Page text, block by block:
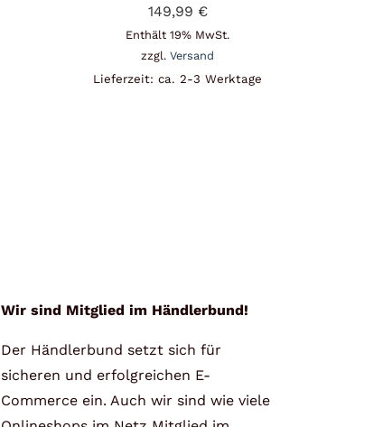
149,99 €
Enthält 19% MwSt.
zzgl.Versand
Lieferzeit: ca. 2-3 Werktage
Wir sind Mitglied im Händlerbund!
Der Händlerbund setzt sich für
sicheren und erfolgreichen E-
Commerce ein. Auch wir sind wie viele